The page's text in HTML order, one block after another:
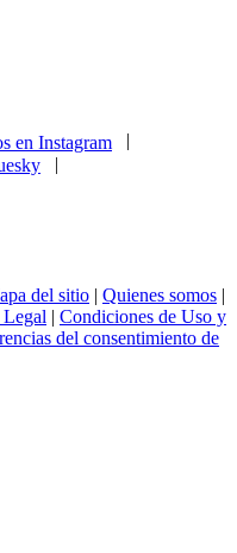
|
del sitio | Quienes somos |
| Condiciones de Uso y
del consentimiento de